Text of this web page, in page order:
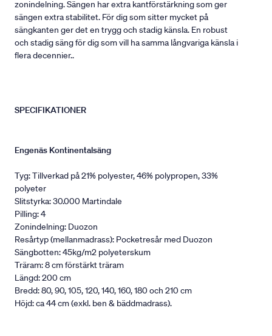
zonindelning. Sängen har extra kantförstärkning som ger
sängen extra stabilitet. För dig som sitter mycket på
sängkanten ger det en trygg och stadig känsla. En robust
och stadig säng för dig som vill ha samma långvariga känsla i
flera decennier..
SPECIFIKATIONER
Engenäs Kontinentalsäng
Tyg: Tillverkad på 21% polyester, 46% polypropen, 33%
polyeter
Slitstyrka: 30.000 Martindale
Pilling: 4
Zonindelning: Duozon
Resårtyp (mellanmadrass): Pocketresår med Duozon
Sängbotten: 45kg/m2 polyeterskum
Träram: 8 cm förstärkt träram
Längd: 200 cm
Bredd: 80, 90, 105, 120, 140, 160, 180 och 210 cm
Höjd: ca 44 cm (exkl. ben & bäddmadrass).